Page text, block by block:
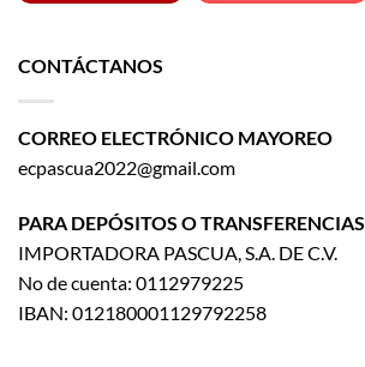
CONTÁCTANOS
CORREO ELECTRÓNICO MAYOREO
ecpascua2022@gmail.com
PARA DEPÓSITOS O TRANSFERENCIAS
IMPORTADORA PASCUA, S.A. DE C.V.
No de cuenta: 0112979225
IBAN: 012180001129792258